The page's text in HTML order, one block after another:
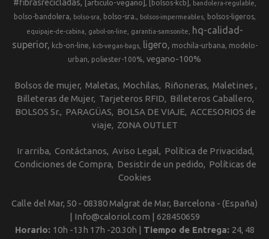
#fibrasrecicladas [articulo-vegano] [bolsos-kcb] bandolera-regulable
bolso-bandolera bolso-sra bolso-sra. bolsos-impermeables bolsos-ligeros
equipaje-de-cabina gabol-on-line garantia-samsonite
hq-calidad-
superior
kcb-on-line kcb-vegan-bags ligero mochila-urbana
modelo-
urban
poliester-100% vegano-100%
Bolsos de mujer Maletas Mochilas Riñoneras Maletines
Billeteras de Mujer Tarjeteros RFID
Billeteros Caballero
BOLSOS Sr.
PARAGÜAS BOLSA DE VIAJE ACCESORIOS de
viaje
ZONA OUTLET
Ir arriba Contáctanos Aviso Legal
Política de Privacidad
Condiciones de Compra
Desistir de un pedido
Políticas de
Cookies
Calle del Mar, 50 - 08380 Malgrat de Mar, Barcelona - (España)
| Info@caloriol.com | 628450659
Horario: 10h -13h 17h -20.30h | Tiempo de Entrega: 24, 48